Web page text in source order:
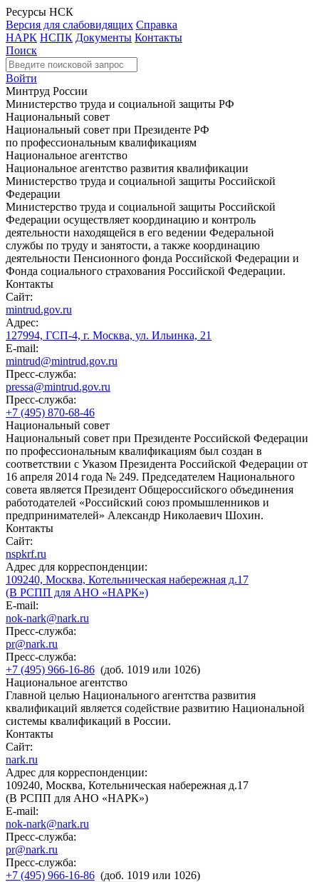
Ресурсы НСК
Версия для слабовидящих Справка
НАРК НСПК Документы Контакты
Поиск
Войти
Минтруд России
Министерство труда и социальной защиты РФ
Национальный совет
Национальный совет при Президенте РФ
по профессиональным квалификациям
Национальное агентство
Национальное агентство развития квалификации
Министерство труда и социальной защиты Российской
Федерации
Министерство труда и социальной защиты Российской
Федерации осуществляет координацию и контроль
деятельности находящейся в его ведении Федеральной
службы по труду и занятости, а также координацию
деятельности Пенсионного фонда Российской Федерации и
Фонда социального страхования Российской Федерации.
Контакты
Сайт:
mintrud.gov.ru
Адрес:
127994, ГСП-4, г. Москва, ул. Ильинка, 21
E-mail:
mintrud@mintrud.gov.ru
Пресс-служба:
pressa@mintrud.gov.ru
Пресс-служба:
+7 (495) 870-68-46
Национальный совет
Национальный совет при Президенте Российской Федерации
по профессиональным квалификациям был создан в
соответствии с Указом Президента Российской Федерации от
16 апреля 2014 года № 249. Председателем Национального
совета является Президент Общероссийского объединения
работодателей «Российский союз промышленников и
предпринимателей» Александр Николаевич Шохин.
Контакты
Сайт:
nspkrf.ru
Адрес для корреспонденции:
109240, Москва, Котельническая набережная д.17
(В РСПП для АНО «НАРК»)
E-mail:
nok-nark@nark.ru
Пресс-служба:
pr@nark.ru
Пресс-служба:
+7 (495) 966-16-86 (доб. 1019 или 1026)
Национальное агентство
Главной целью Национального агентства развития
квалификаций является содействие развитию Национальной
системы квалификаций в России.
Контакты
Сайт:
nark.ru
Адрес для корреспонденции:
109240, Москва, Котельническая набережная д.17
(В РСПП для АНО «НАРК»)
E-mail:
nok-nark@nark.ru
Пресс-служба:
pr@nark.ru
Пресс-служба:
+7 (495) 966-16-86 (доб. 1019 или 1026)